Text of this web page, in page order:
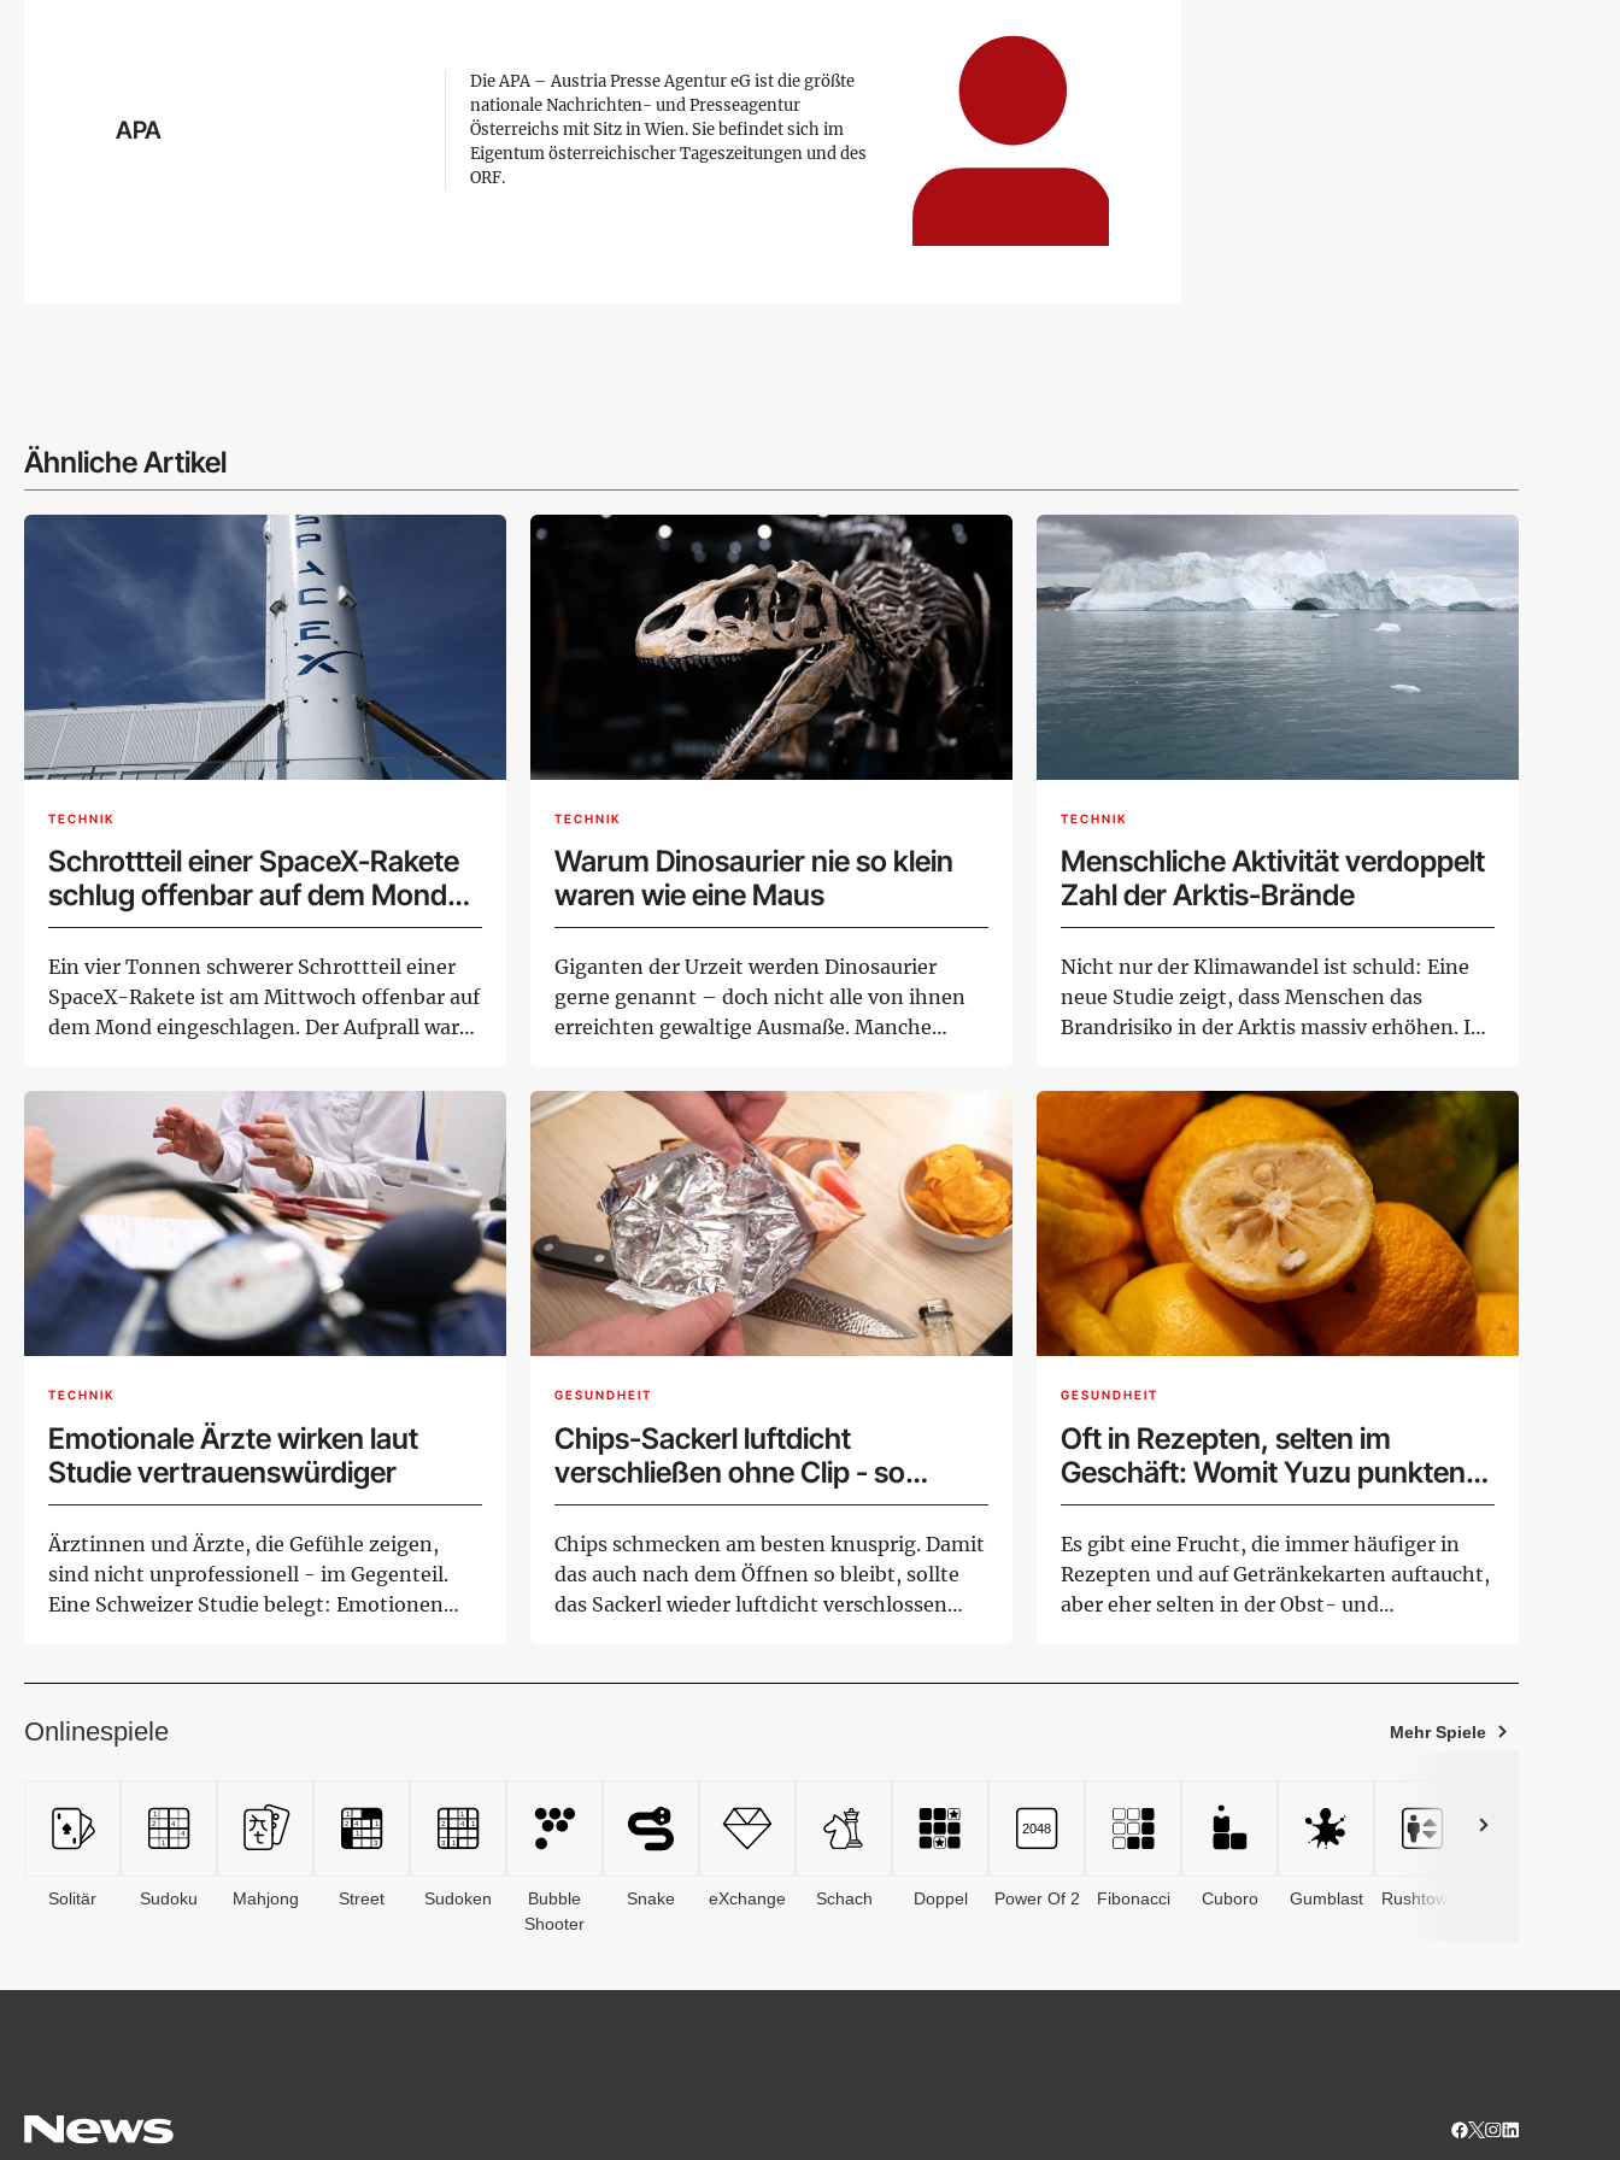
APA
Die APA – Austria Presse Agentur eG ist die größte
nationale Nachrichten- und Presseagentur
Österreichs mit Sitz in Wien. Sie befindet sich im
Eigentum österreichischer Tageszeitungen und des
ORF.
Ähnliche Artikel
TECHNIK
Schrottteil einer SpaceX-Rakete
schlug offenbar auf dem Mond
ein
Ein vier Tonnen schwerer Schrottteil einer
SpaceX-Rakete ist am Mittwoch offenbar auf
dem Mond eingeschlagen. Der Aufprall war
TECHNIK
Warum Dinosaurier nie so klein
waren wie eine Maus
Giganten der Urzeit werden Dinosaurier
gerne genannt – doch nicht alle von ihnen
erreichten gewaltige Ausmaße. Manche
TECHNIK
Menschliche Aktivität verdoppelt
Zahl der Arktis-Brände
Nicht nur der Klimawandel ist schuld: Eine
neue Studie zeigt, dass Menschen das
Brandrisiko in der Arktis massiv erhöhen. In
TECHNIK
Emotionale Ärzte wirken laut
Studie vertrauenswürdiger
Ärztinnen und Ärzte, die Gefühle zeigen,
sind nicht unprofessionell - im Gegenteil.
Eine Schweizer Studie belegt: Emotionen
GESUNDHEIT
Chips-Sackerl luftdicht
verschließen ohne Clip - so
geht's
Chips schmecken am besten knusprig. Damit
das auch nach dem Öffnen so bleibt, sollte
das Sackerl wieder luftdicht verschlossen
GESUNDHEIT
Oft in Rezepten, selten im
Geschäft: Womit Yuzu punkten
kann
Es gibt eine Frucht, die immer häufiger in
Rezepten und auf Getränkekarten auftaucht,
aber eher selten in der Obst- und
Onlinespiele Mehr Spiele
Solitär Sudoku Mahjong Street Sudoken
Bubble
Shooter
Snake eXchange Schach Doppel Power Of 2 Fibonacci Cuboro Gumblast Rushtower